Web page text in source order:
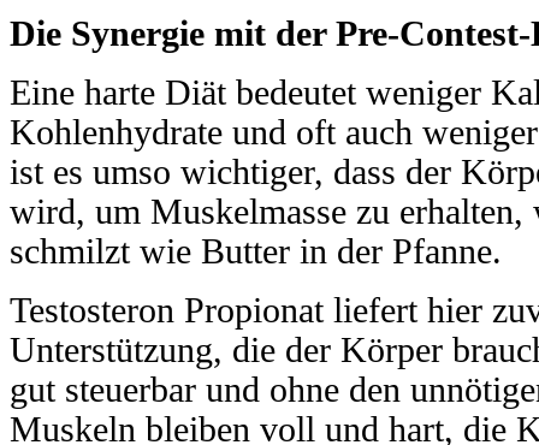
Die Synergie mit der Pre-
Eine harte Diät bedeutet weniger
Kohlenhydrate und oft auch
ist es umso wichtiger, dass der
wird, um Muskelmasse zu erhalten,
schmilzt wie Butter in der Pfanne.
Testosteron Propionat liefert hier
Unterstützung, die der Körper
gut steuerbar und ohne den
Muskeln bleiben voll und hart, die